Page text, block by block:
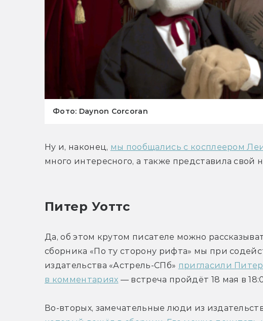
Фото: Daynon Corcoran
Ну и, наконец, мы пообщались с косплеером
много интересного, а также представила свой
Питер Уоттс
Да, об этом крутом писателе можно
сборника «По ту сторону рифта» мы при
издательства «Астрель-СПб» пригласили
в комментариях — встреча пройдёт 18 мая в
Во-вторых, замечательные люди из